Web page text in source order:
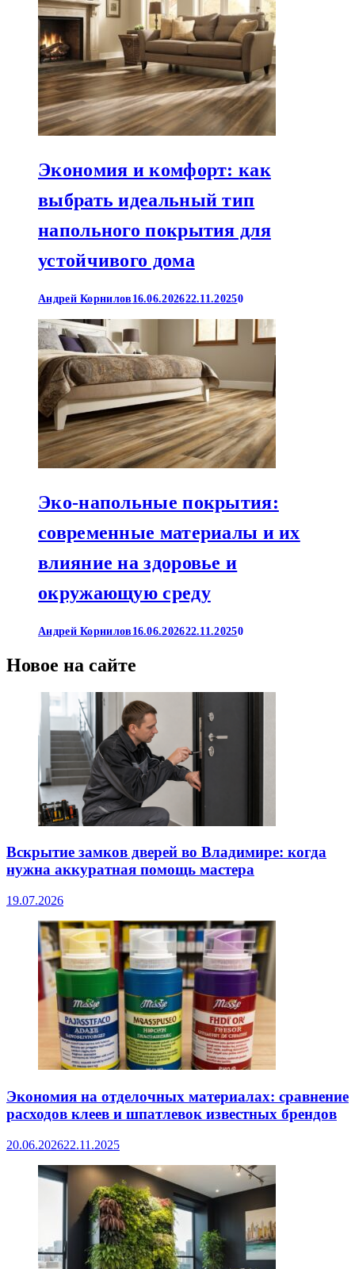
Экономия и комфорт: как
выбрать идеальный тип
напольного покрытия для
устойчивого дома
Андрей Корнилов 16.06.202622.11.20250
Эко-напольные покрытия:
современные материалы и их
влияние на здоровье и
окружающую среду
Андрей Корнилов 16.06.202622.11.20250
Новое на сайте
Вскрытие замков дверей во Владимире: когда
нужна аккуратная помощь мастера
19.07.2026
Экономия на отделочных материалах: сравнение
расходов клеев и шпатлевок известных брендов
20.06.202622.11.2025